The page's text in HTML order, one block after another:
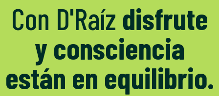
Con D'Raíz disfrute
y consciencia
están en equilibrio.